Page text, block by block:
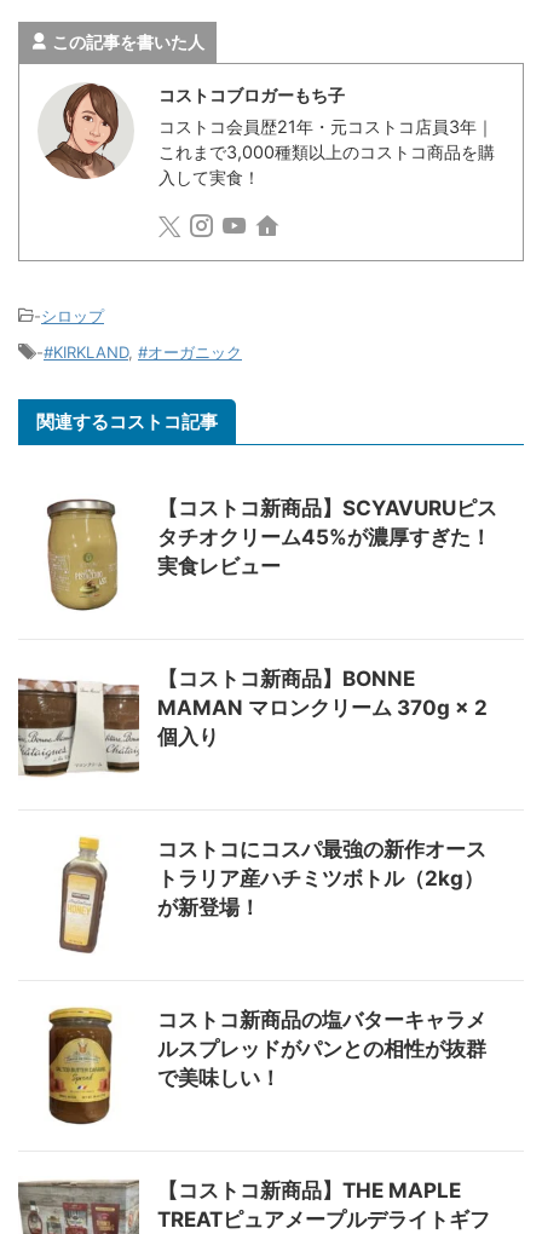
この記事を書いた人
コストコブロガーもち子
コストコ会員歴21年・元コストコ店員3年｜
これまで3,000種類以上のコストコ商品を購
入して実食！
-シロップ
-#KIRKLAND, #オーガニック
関連するコストコ記事
【コストコ新商品】SCYAVURUピス
タチオクリーム45%が濃厚すぎた！
実食レビュー
【コストコ新商品】BONNE
MAMAN マロンクリーム 370g × 2
個入り
コストコにコスパ最強の新作オース
トラリア産ハチミツボトル（2kg）
が新登場！
コストコ新商品の塩バターキャラメ
ルスプレッドがパンとの相性が抜群
で美味しい！
【コストコ新商品】THE MAPLE
TREATピュアメープルデライトギフ